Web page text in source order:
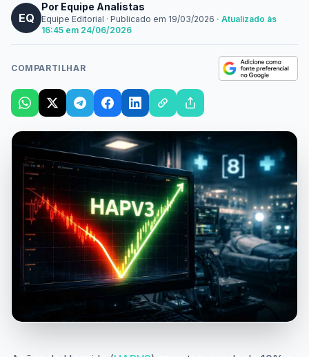
EQ
Por Equipe Analistas
Equipe Editorial · Publicado em 19/03/2026 · Atualizado às
16:45 em 24/06/2026
COMPARTILHAR